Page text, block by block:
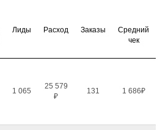
Лиды Расход Заказы
Средний
чек
1 065
25 579
₽
131 1 686₽